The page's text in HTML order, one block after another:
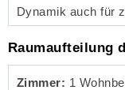
Dynamik auch für
Raumaufteilung
Zimmer: 1